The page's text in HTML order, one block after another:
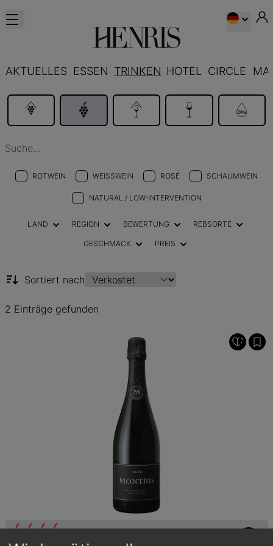
AKTUELLES ESSEN TRINKEN HOTEL CIRCLE
ROTWEIN WEISSWEIN ROSÉ SCHAUMWEIN
NATURAL / LOW-INTERVENTION
LAND REGION BEWERTUNG REBSORTE
GESCHMACK PREIS
Sortiert nach
2 Einträge gefunden